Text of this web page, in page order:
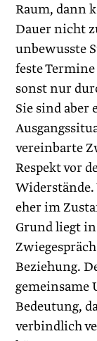
Raum, dann
Dauer nicht
unbewusste
feste
sonst nur
Sie sind aber
vereinbarte
Respekt vor
eher im
Grund liegt
Beziehung.
gemeinsame
Bedeutung,
verbindlich